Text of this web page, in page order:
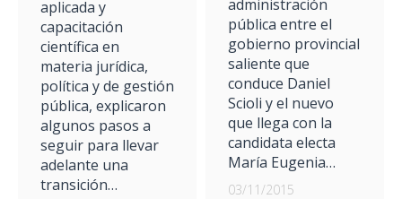
aplicada y
capacitación
científica en
materia jurídica,
política y de gestión
pública, explicaron
algunos pasos a
seguir para llevar
adelante una
transición…
administración
pública entre el
gobierno provincial
saliente que
conduce Daniel
Scioli y el nuevo
que llega con la
candidata electa
María Eugenia…
03/11/2015